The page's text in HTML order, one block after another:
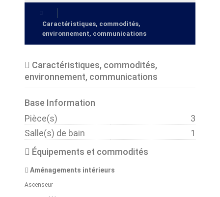
Caractéristiques, commodités,
environnement, communications
Caractéristiques, commodités,
environnement, communications
Base Information
Pièce(s)
3
Salle(s) de bain
1
Équipements et commodités
Aménagements intérieurs
Ascenseur